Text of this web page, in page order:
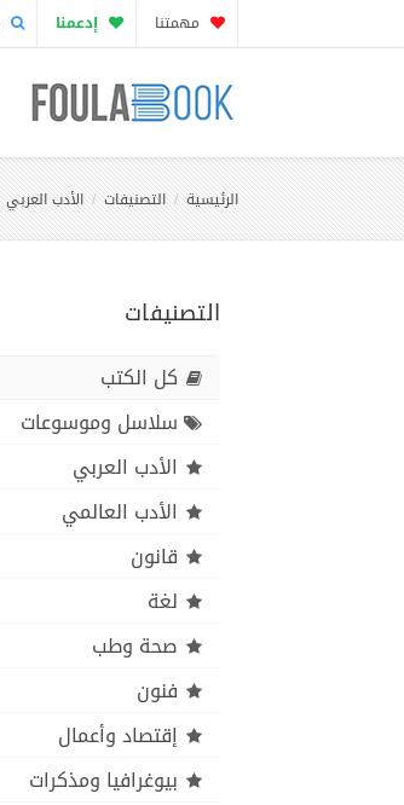
مهمتنا إدعمنا
الرئيسية التصنيفات الأدب العربي
التصنيفات
كل الكتب
سلاسل وموسوعات
الأدب العربي
الأدب العالمي
قانون
لغة
صحة وطب
فنون
إقتصاد وأعمال
بيوغرافيا ومذكرات